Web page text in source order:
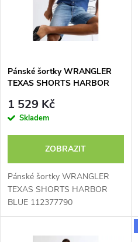
p
r
o
d
u
s
p
r
d
u
Pánské šortky WRANGLER
TEXAS SHORTS HARBOR
1 529 Kč
Skladem
ZOBRAZIT
Pánské šortky WRANGLER
TEXAS SHORTS HARBOR
BLUE 112377790